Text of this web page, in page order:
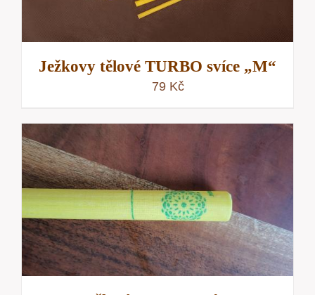
Ježkovy tělové TURBO svíce „M“
79 Kč